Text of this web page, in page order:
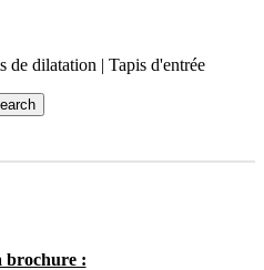
de dilatation | Tapis d'entrée
brochure :